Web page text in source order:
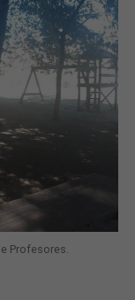
Profesores.